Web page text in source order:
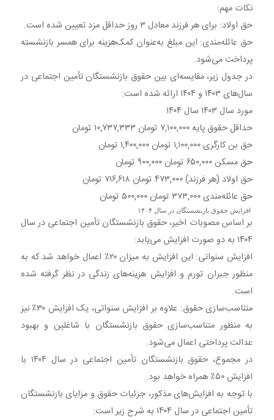
نکات مهم:
حق اولاد: برای هر فرزند معادل ۳ روز حداقل مزد تعیین شده است.​
حق عائله‌مندی: این مبلغ به‌عنوان کمک‌هزینه برای همسر بازنشسته
پرداخت می‌شود.​
در جدول زیر، مقایسه‌ای بین حقوق بازنشستگان تأمین اجتماعی در
سال‌های ۱۴۰۳ و ۱۴۰۴ ارائه شده است:​
مورد سال ۱۴۰۳ سال ۱۴۰۴
حداقل حقوق پایه ۷,۱۰۰,۰۰۰ تومان ۱۰,۷۳۷,۳۳۳ تومان
حق بن کارگری ۱,۱۰۰,۰۰۰ تومان ۱,۴۰۰,۰۰۰ تومان
حق مسکن ۶۵۰,۰۰۰ تومان ۹۰۰,۰۰۰ تومان
حق اولاد (هر فرزند) ۴۷۳,۰۰۰ تومان ۷۱۶,۶۱۸ تومان
حق عائله‌مندی ۳۷۳,۰۰۰ تومان ۵۰۰,۰۰۰ تومان
افزایش حقوق بازنشستگان در سال ۱۴۰۴
بر اساس مصوبات اخیر، حقوق بازنشستگان تأمین اجتماعی در سال
۱۴۰۴ به دو صورت افزایش می‌یابد:​
افزایش سنواتی: این افزایش به میزان ۲۰٪ اعمال خواهد شد که به
منظور جبران تورم و افزایش هزینه‌های زندگی در نظر گرفته شده
است.​
متناسب‌سازی حقوق: علاوه بر افزایش سنواتی، یک افزایش ۳۰٪ نیز
به منظور متناسب‌سازی حقوق بازنشستگان با شاغلین و بهبود
عدالت پرداختی اعمال می‌شود.​
در مجموع، حقوق بازنشستگان تأمین اجتماعی در سال ۱۴۰۴ با
افزایش ۵۰٪ همراه خواهد بود. ​
با توجه به افزایش‌های مذکور، جزئیات حقوق و مزایای بازنشستگان
تأمین اجتماعی در سال ۱۴۰۴ به شرح زیر است:​